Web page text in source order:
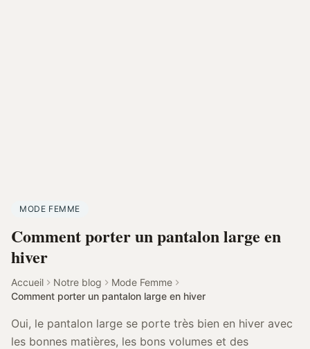
MODE FEMME
Comment porter un pantalon large en
hiver
Accueil Notre blog
Mode Femme
Comment porter un pantalon large en hiver
Oui, le pantalon large se porte très bien en hiver avec
les bonnes matières, les bons volumes et des